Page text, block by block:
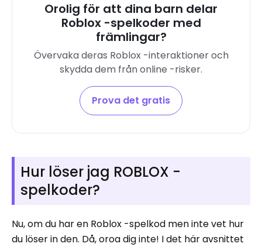
Orolig för att dina barn delar
Roblox -spelkoder med
främlingar?
Övervaka deras Roblox -interaktioner och
skydda dem från online -risker.
Prova det gratis
Hur löser jag ROBLOX -
spelkoder?
Nu, om du har en Roblox -spelkod men inte vet hur
du löser in den. Då, oroa dig inte! I det här avsnittet